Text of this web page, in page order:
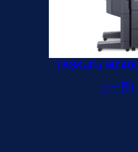
TASKalfa
上一頁1